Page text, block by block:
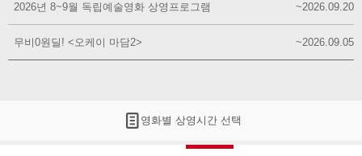
2026년 8~9월 독립예술영화 상영프로그램 ~2026.09.20
무비0원딜! <오케이 마담2> ~2026.09.05
영화별 상영시간 선택